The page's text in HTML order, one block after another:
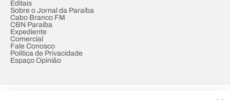
Editais
Sobre o Jornal da Paraíba
Cabo Branco FM
CBN Paraíba
Expediente
Comercial
Fale Conosco
Política de Privacidade
Espaço Opinião